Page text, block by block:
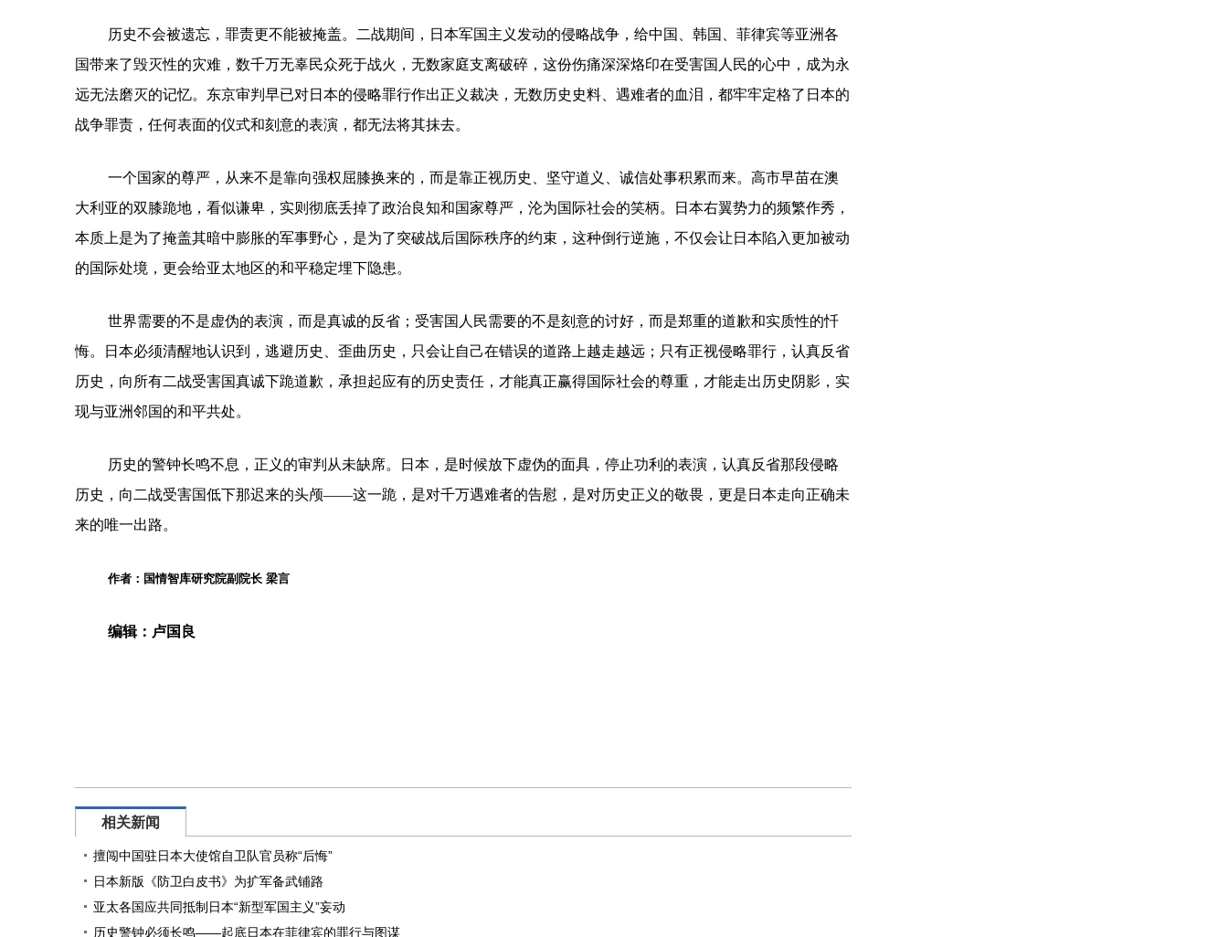
历史不会被遗忘，罪责更不能被掩盖。二战期间，日本军国主义发动的侵略战争，给中国、韩国、菲律宾等亚洲各
国带来了毁灭性的灾难，数千万无辜民众死于战火，无数家庭支离破碎，这份伤痛深深烙印在受害国人民的心中，成为永
远无法磨灭的记忆。东京审判早已对日本的侵略罪行作出正义裁决，无数历史史料、遇难者的血泪，都牢牢定格了日本的
战争罪责，任何表面的仪式和刻意的表演，都无法将其抹去。
一个国家的尊严，从来不是靠向强权屈膝换来的，而是靠正视历史、坚守道义、诚信处事积累而来。高市早苗在澳
大利亚的双膝跪地，看似谦卑，实则彻底丢掉了政治良知和国家尊严，沦为国际社会的笑柄。日本右翼势力的频繁作秀，
本质上是为了掩盖其暗中膨胀的军事野心，是为了突破战后国际秩序的约束，这种倒行逆施，不仅会让日本陷入更加被动
的国际处境，更会给亚太地区的和平稳定埋下隐患。
世界需要的不是虚伪的表演，而是真诚的反省；受害国人民需要的不是刻意的讨好，而是郑重的道歉和实质性的忏
悔。日本必须清醒地认识到，逃避历史、歪曲历史，只会让自己在错误的道路上越走越远；只有正视侵略罪行，认真反省
历史，向所有二战受害国真诚下跪道歉，承担起应有的历史责任，才能真正赢得国际社会的尊重，才能走出历史阴影，实
现与亚洲邻国的和平共处。
历史的警钟长鸣不息，正义的审判从未缺席。日本，是时候放下虚伪的面具，停止功利的表演，认真反省那段侵略
历史，向二战受害国低下那迟来的头颅——这一跪，是对千万遇难者的告慰，是对历史正义的敬畏，更是日本走向正确未
来的唯一出路。
作者：国情智库研究院副院长 梁言
编辑：卢国良
相关新闻
擅闯中国驻日本大使馆自卫队官员称“后悔”
日本新版《防卫白皮书》为扩军备武铺路
亚太各国应共同抵制日本“新型军国主义”妄动
历史警钟必须长鸣——起底日本在菲律宾的罪行与图谋